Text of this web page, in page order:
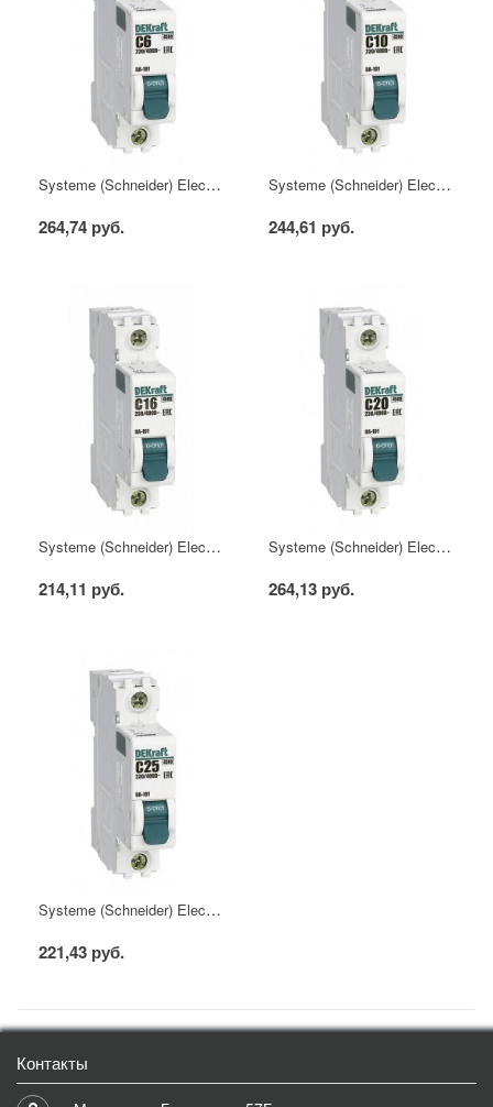
Systeme (Schneider) Electric Автоматический выключатель DEKraft 1Р 6А х-ка C ВА-101 4,5кА
264,74 руб.
Systeme (Schneider) Electric Автоматический выключатель DEKraft 1Р 10А х-ка C ВА-101 4,5кА
244,61 руб.
Systeme (Schneider) Electric Автоматический выключатель DEKraft 1Р 16А х-ка C ВА-101 4,5кА
214,11 руб.
Systeme (Schneider) Electric Автоматический выключатель DEKraft 1Р 20А х-ка C ВА-101 4,5кА
264,13 руб.
Systeme (Schneider) Electric Автоматический выключатель DEKraft 1Р 25А х-ка C ВА-101 4,5кА
221,43 руб.
Контакты